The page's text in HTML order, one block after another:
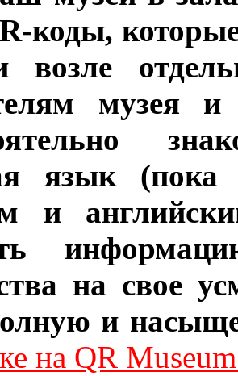
коды,
возле
музея и
язык (пока
и
на свое
и
на QR